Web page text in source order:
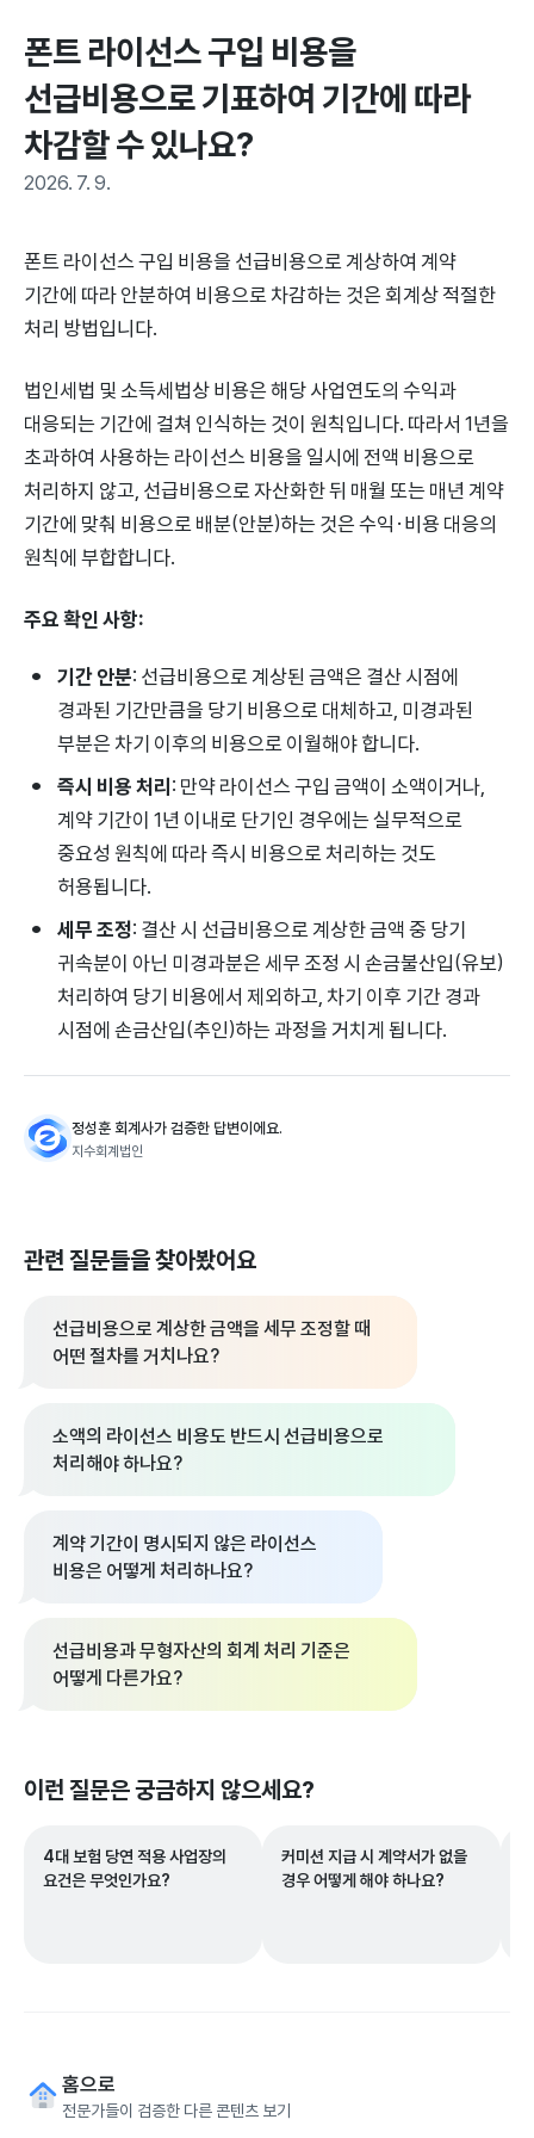
폰트 라이선스 구입 비용을
선급비용으로 기표하여 기간에 따라
차감할 수 있나요?
2026. 7. 9.
폰트 라이선스 구입 비용을 선급비용으로 계상하여 계약
기간에 따라 안분하여 비용으로 차감하는 것은 회계상 적절한
처리 방법입니다.
법인세법 및 소득세법상 비용은 해당 사업연도의 수익과
대응되는 기간에 걸쳐 인식하는 것이 원칙입니다. 따라서 1년을
초과하여 사용하는 라이선스 비용을 일시에 전액 비용으로
처리하지 않고, 선급비용으로 자산화한 뒤 매월 또는 매년 계약
기간에 맞춰 비용으로 배분(안분)하는 것은 수익·비용 대응의
원칙에 부합합니다.
주요 확인 사항:
기간 안분: 선급비용으로 계상된 금액은 결산 시점에
경과된 기간만큼을 당기 비용으로 대체하고, 미경과된
부분은 차기 이후의 비용으로 이월해야 합니다.
즉시 비용 처리: 만약 라이선스 구입 금액이 소액이거나,
계약 기간이 1년 이내로 단기인 경우에는 실무적으로
중요성 원칙에 따라 즉시 비용으로 처리하는 것도
허용됩니다.
세무 조정: 결산 시 선급비용으로 계상한 금액 중 당기
귀속분이 아닌 미경과분은 세무 조정 시 손금불산입(유보)
처리하여 당기 비용에서 제외하고, 차기 이후 기간 경과
시점에 손금산입(추인)하는 과정을 거치게 됩니다.
정성훈 회계사가 검증한 답변이에요.
지수회계법인
관련 질문들을 찾아봤어요
선급비용으로 계상한 금액을 세무 조정할 때
어떤 절차를 거치나요?
소액의 라이선스 비용도 반드시 선급비용으로
처리해야 하나요?
계약 기간이 명시되지 않은 라이선스
비용은 어떻게 처리하나요?
선급비용과 무형자산의 회계 처리 기준은
어떻게 다른가요?
이런 질문은 궁금하지 않으세요?
4대 보험 당연 적용 사업장의
요건은 무엇인가요?
커미션 지급 시 계약서가 없을
경우 어떻게 해야 하나요?
홈으로
전문가들이 검증한 다른 콘텐츠 보기